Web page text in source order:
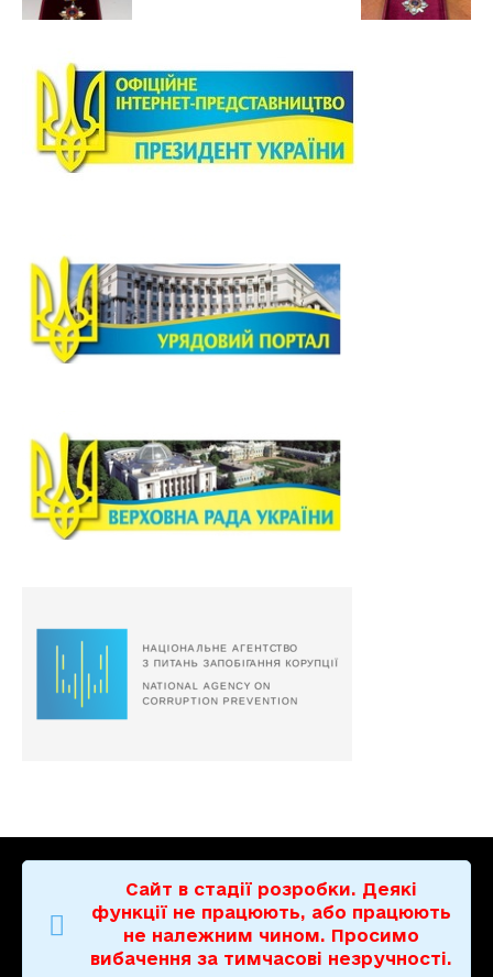
Сайт в стадії розробки. Деякі
функції не працюють, або працюють
не належним чином. Просимо
вибачення за тимчасові незручності.